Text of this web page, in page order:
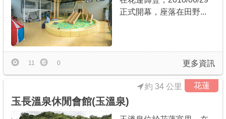
正式開幕，座落在田野...
更多資訊
11 0
花蓮
玉長溫泉休閒會館(玉溫泉)
約 34 公里